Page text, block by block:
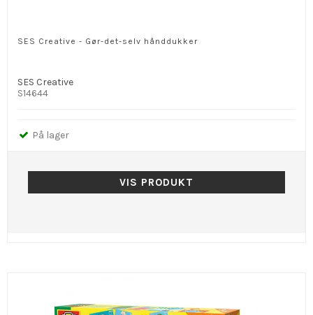
SES Creative - Gør-det-selv hånddukker
SES Creative
S14644
På lager
VIS PRODUKT